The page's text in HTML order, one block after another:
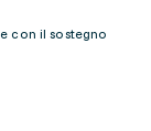
con il sostegno